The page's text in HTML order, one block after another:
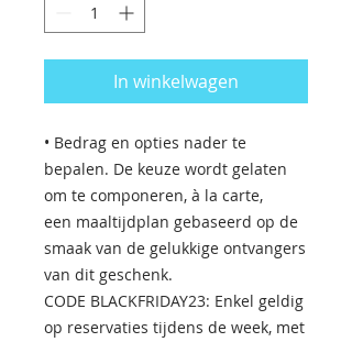
In winkelwagen
• Bedrag en opties nader te
bepalen. De keuze wordt gelaten
om te componeren, à la carte,
een maaltijdplan gebaseerd op de
smaak van de gelukkige ontvangers
van dit geschenk.
CODE BLACKFRIDAY23: Enkel geldig
op reservaties tijdens de week, met